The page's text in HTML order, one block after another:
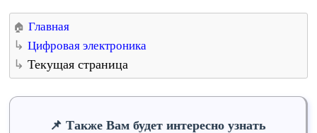
Главная
Цифровая электроника
Текущая страница
Также Вам будет интересно узнать